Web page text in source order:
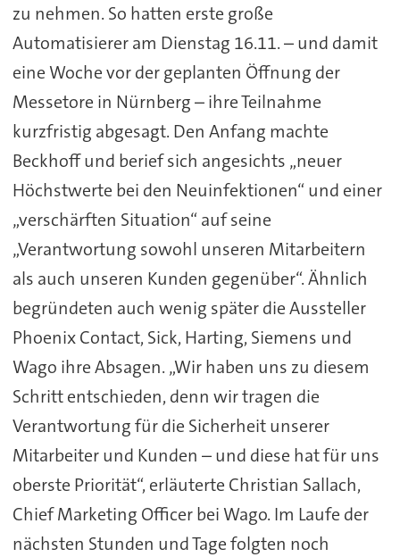
zu nehmen. So hatten erste große
Automatisierer am Dienstag 16.11. – und damit
eine Woche vor der geplanten Öffnung der
Messetore in Nürnberg – ihre Teilnahme
kurzfristig abgesagt. Den Anfang machte
Beckhoff und berief sich angesichts „neuer
Höchstwerte bei den Neuinfektionen“ und einer
„verschärften Situation“ auf seine
„Verantwortung sowohl unseren Mitarbeitern
als auch unseren Kunden gegenüber“. Ähnlich
begründeten auch wenig später die Aussteller
Phoenix Contact, Sick, Harting, Siemens und
Wago ihre Absagen. „Wir haben uns zu diesem
Schritt entschieden, denn wir tragen die
Verantwortung für die Sicherheit unserer
Mitarbeiter und Kunden – und diese hat für uns
oberste Priorität“, erläuterte Christian Sallach,
Chief Marketing Officer bei Wago. Im Laufe der
nächsten Stunden und Tage folgten noch